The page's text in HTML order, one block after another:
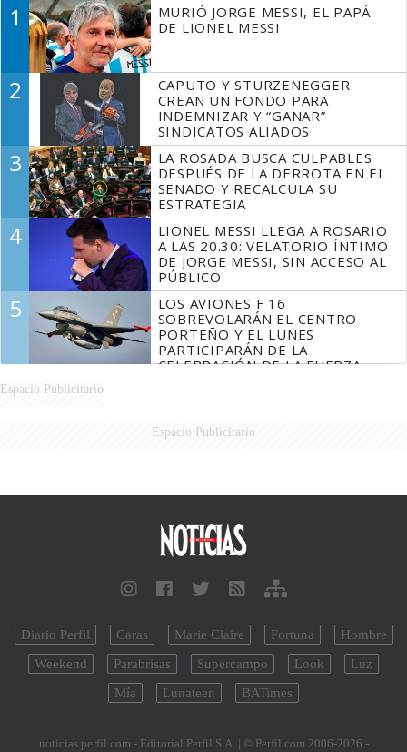
1
MURIÓ JORGE MESSI, EL PAPÁ
DE LIONEL MESSI
2
CAPUTO Y STURZENEGGER
CREAN UN FONDO PARA
INDEMNIZAR Y “GANAR”
SINDICATOS ALIADOS
3
LA ROSADA BUSCA CULPABLES
DESPUÉS DE LA DERROTA EN EL
SENADO Y RECALCULA SU
ESTRATEGIA
4
LIONEL MESSI LLEGA A ROSARIO
A LAS 20.30: VELATORIO ÍNTIMO
DE JORGE MESSI, SIN ACCESO AL
PÚBLICO
5
LOS AVIONES F 16
SOBREVOLARÁN EL CENTRO
PORTEÑO Y EL LUNES
PARTICIPARÁN DE LA
CELEBRACIÓN DE LA FUERZA
Espacio Publicitario
Espacio Publicitario
Diario Perfil Caras Marie Claire Fortuna
Hombre
Weekend
Parabrisas Supercampo Look
Luz
Mía
Lunateen BATimes
noticias.perfil.com - Editorial Perfil S.A. | © Perfil.com 2006-2026 -